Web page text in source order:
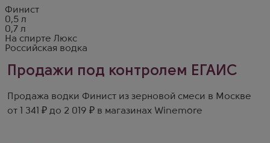
Финист
0,5 л
0,7 л
На спирте Люкс
Российская водка
Продажи под контролем ЕГАИС
Продажа водки Финист из зерновой смеси в Москве
от 1 341 ₽ до 2 019 ₽ в магазинах Winemore